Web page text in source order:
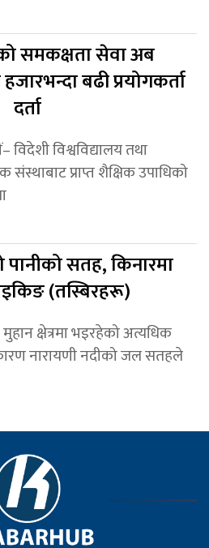
समकक्षता सेवा अब
बढी प्रयोगकर्ता
दर्ता
विदेशी विश्वविद्यालय तथा
संस्थाबाट प्राप्त शैक्षिक उपाधिको
पानीको सतह, किनारमा
(तस्बिरहरू)
क्षेत्रमा भइरहेको अत्यधिक
नारायणी नदीको जल सतहले